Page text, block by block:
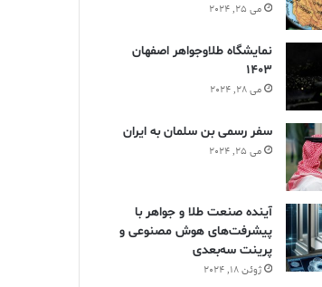
می 25, 2024
نمایشگاه طلاوجواهر اصفهان
1403
می 28, 2024
سفر رسمی بن سلمان به ایران
می 25, 2024
آینده صنعت طلا و جواهر با
پیشرفت‌های هوش مصنوعی و
پرینت سه‌بعدی
ژوئن 18, 2024